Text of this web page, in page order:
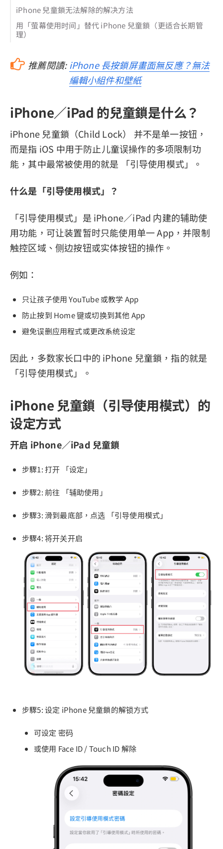
iPhone 兒童鎖无法解除的解决方法
用「萤幕使用时间」替代 iPhone 兒童鎖（更适合长期管
理）
推薦閱讀: iPhone 長按鎖屏畫面無反應？無法
編輯小組件和壁紙
iPhone／iPad 的兒童鎖是什么？
iPhone 兒童鎖（Child Lock） 并不是单一按钮，
而是指 iOS 中用于防止儿童误操作的多项限制功
能，其中最常被使用的就是 「引导使用模式」。
什么是「引导使用模式」？
「引导使用模式」是 iPhone／iPad 内建的辅助使
用功能，可让装置暂时只能使用单一 App，并限制
触控区域、侧边按钮或实体按钮的操作。
例如：
只让孩子使用 YouTube 或教学 App
防止按到 Home 键或切换到其他 App
避免误删应用程式或更改系统设定
因此，多数家长口中的 iPhone 兒童鎖，指的就是
「引导使用模式」。
iPhone 兒童鎖（引导使用模式）的
设定方式
开启 iPhone／iPad 兒童鎖
步驟1: 打开 「设定」
步驟2: 前往 「辅助使用」
步驟3: 滑到最底部，点选 「引导使用模式」
步驟4: 将开关开启
步驟5: 设定 iPhone 兒童鎖的解锁方式
可设定 密码
或使用 Face ID / Touch ID 解除